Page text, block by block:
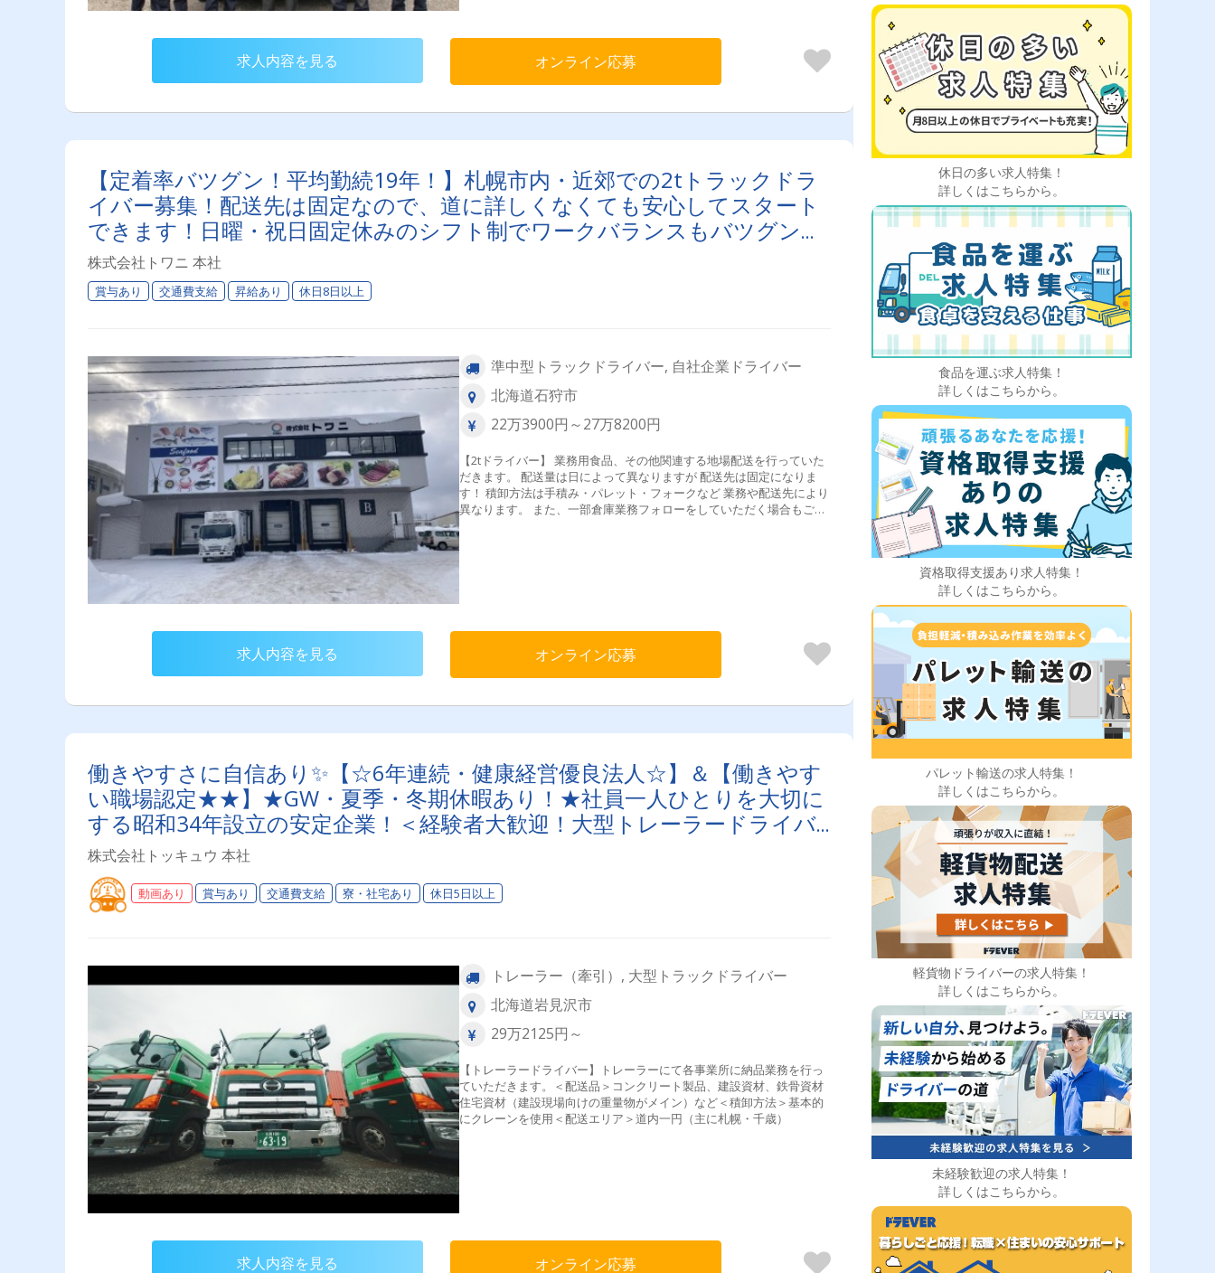
求人内容を見る オンライン応募
【定着率バツグン！平均勤続19年！】札幌市内・近郊での2tトラックドラ
イバー募集！配送先は固定なので、道に詳しくなくても安心してスタート
できます！日曜・祝日固定休みのシフト制でワークバランスもバツグン！
長く活躍できます◎
株式会社トワニ 本社
賞与あり 交通費支給 昇給あり 休日8日以上
準中型トラックドライバー, 自社企業ドライバー
北海道石狩市
22万3900円～27万8200円
【2tドライバー】 業務用食品、その他関連する地場配送を行っていた
だきます。 配送量は日によって異なりますが 配送先は固定になりま
す！ 積卸方法は手積み・パレット・フォークなど 業務や配送先により
異なります。 また、一部倉庫業務フォローをしていただく場合もござ
います。 ＜配送エリア＞ 主に札幌市及び近郊 ＜1日の流れ（一例）＞
6:00 出勤 検品チェック・積込 ↓ 7:00 出発 ↓ 午前分配送 ↓ 札幌店
求人内容を見る オンライン応募
働きやすさに自信あり✨【☆6年連続・健康経営優良法人☆】＆【働きやす
い職場認定★★】★GW・夏季・冬期休暇あり！★社員一人ひとりを大切に
する昭和34年設立の安定企業！＜経験者大歓迎！大型トレーラードライバ
ー＞
株式会社トッキュウ 本社
動画あり 賞与あり 交通費支給 寮・社宅あり 休日5日以上
トレーラー（牽引）, 大型トラックドライバー
北海道岩見沢市
29万2125円～
【トレーラードライバー】トレーラーにて各事業所に納品業務を行っ
ていただきます。＜配送品＞コンクリート製品、建設資材、鉄骨資材
住宅資材（建設現場向けの重量物がメイン）など＜積卸方法＞基本的
にクレーンを使用＜配送エリア＞道内一円（主に札幌・千歳）
求人内容を見る オンライン応募
休日の多い求人特集！
詳しくはこちらから。
食品を運ぶ求人特集！
詳しくはこちらから。
資格取得支援あり求人特集！
詳しくはこちらから。
パレット輸送の求人特集！
詳しくはこちらから。
軽貨物ドライバーの求人特集！
詳しくはこちらから。
未経験歓迎の求人特集！
詳しくはこちらから。